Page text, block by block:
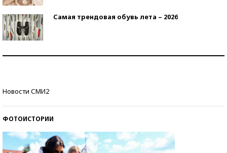
Самая трендовая обувь лета – 2026
Новости СМИ2
ФОТОИСТОРИИ